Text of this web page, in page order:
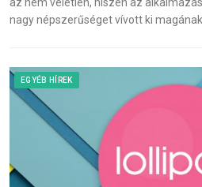
nagy népszerűséget vívott ki
EGYÉB HÍREK